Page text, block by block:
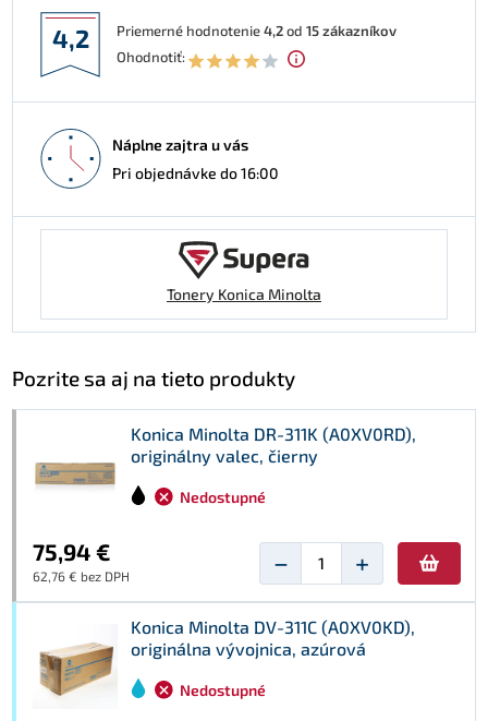
4,2 Priemerné hodnotenie4,2od 15zákazníkov
Ohodnotiť:
Náplne zajtra u vás
Pri objednávke do 16:00
Tonery Konica Minolta
Pozrite sa aj na tieto produkty
Konica Minolta DR-311K (A0XV0RD),
originálny valec, čierny
Nedostupné
75,94 €
62,76 € bez DPH − +
Konica Minolta DV-311C (A0XV0KD),
originálna vývojnica, azúrová
Nedostupné